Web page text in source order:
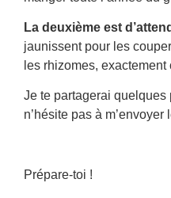
La deuxième est
jaunissent pour les
les rhizomes,
Je te partagerai quelques
n’hésite pas à m’envoyer
Prépare-toi !